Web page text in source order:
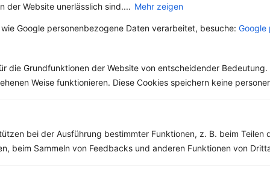
der Website unerlässlich sind.... Mehr zeigen
Google personenbezogene Daten verarbeitet, besuche: Google
die Grundfunktionen der Website von entscheidender Bedeutung.
Weise funktionieren. Diese Cookies speichern keine
bei der Ausführung bestimmter Funktionen, z. B. beim Teilen
beim Sammeln von Feedbacks und anderen Funktionen von
Weitere Vegetarische Rezepte
‹ ›
Kalorien:298 kcal
Fett:5 g